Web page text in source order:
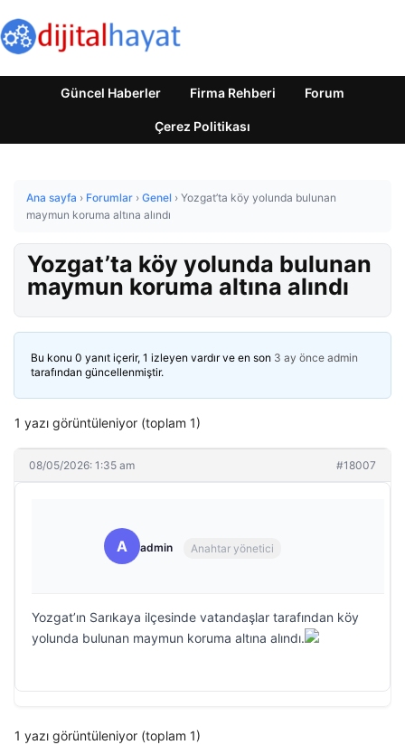
Güncel Haberler Firma Rehberi Forum
Çerez Politikası
Ana sayfa › Forumlar › Genel › Yozgat’ta köy yolunda bulunan
maymun koruma altına alındı
Yozgat’ta köy yolunda bulunan
maymun koruma altına alındı
Bu konu 0 yanıt içerir, 1 izleyen vardır ve en son 3 ay önce admin
tarafından güncellenmiştir.
1 yazı görüntüleniyor (toplam 1)
08/05/2026: 1:35 am #18007
A admin Anahtar yönetici
Yozgat’ın Sarıkaya ilçesinde vatandaşlar tarafından köy
yolunda bulunan maymun koruma altına alındı.
1 yazı görüntüleniyor (toplam 1)